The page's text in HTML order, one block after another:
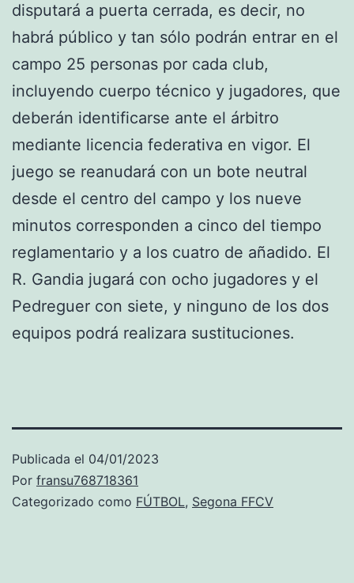
disputará a puerta cerrada, es decir, no
habrá público y tan sólo podrán entrar en el
campo 25 personas por cada club,
incluyendo cuerpo técnico y jugadores, que
deberán identificarse ante el árbitro
mediante licencia federativa en vigor. El
juego se reanudará con un bote neutral
desde el centro del campo y los nueve
minutos corresponden a cinco del tiempo
reglamentario y a los cuatro de añadido. El
R. Gandia jugará con ocho jugadores y el
Pedreguer con siete, y ninguno de los dos
equipos podrá realizara sustituciones.
Publicada el 04/01/2023
Por fransu768718361
Categorizado como FÚTBOL, Segona FFCV